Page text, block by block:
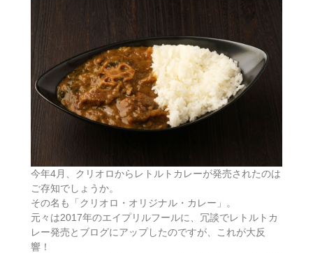
今年4月、クリオロからレトルトカレーが発売されたのは
ご存知でしょうか。
その名も「クリオロ・オリジナル・カレー」。
元々は2017年のエイプリルフールに、冗談でレトルトカ
レー発売とブログにアップしたのですが、これが大反
響！